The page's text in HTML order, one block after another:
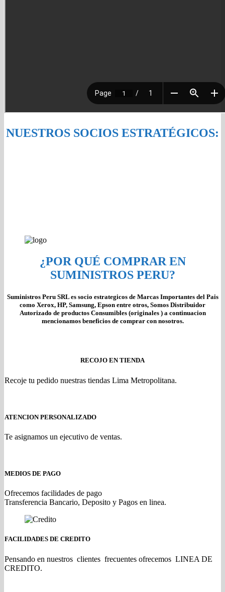
NUESTROS SOCIOS ESTRATÉGICOS:
¿POR QUÉ COMPRAR EN
SUMINISTROS PERU?
Suministros Peru SRL es socio estrategicos de Marcas Importantes del Pais
como Xerox, HP, Samsung, Epson entre otros, Somos Distribuidor
Autorizado de productos Consumibles (originales ) a continuacion
mencionamos beneficios de comprar con nosotros.
RECOJO EN TIENDA
Recoje tu pedido nuestras tiendas Lima Metropolitana.
ATENCION PERSONALIZADO
Te asignamos un ejecutivo de ventas.
MEDIOS DE PAGO
Ofrecemos facilidades de pago
Transferencia Bancario, Deposito y Pagos en linea.
FACILIDADES DE CREDITO
Pensando en nuestros clientes frecuentes ofrecemos LINEA DE
CREDITO.